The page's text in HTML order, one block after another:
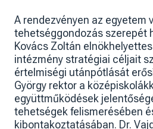
A rendezvényen az egyetem
tehetséggondozás szerepét
Kovács Zoltán
intézmény stratégiai céljait
értelmiségi utánpótlását
György rektor a
együttműködések
tehetségek felismerésében
kibontakoztatásában. Dr.